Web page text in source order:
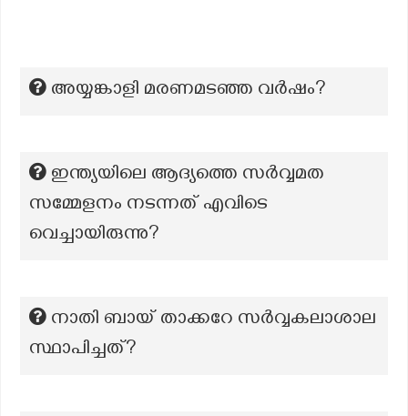
അയ്യങ്കാളി മരണമടഞ്ഞ വർഷം?
ഇന്ത്യയിലെ ആദ്യത്തെ സർവ്വമത
സമ്മേളനം നടന്നത് എവിടെ
വെച്ചായിരുന്നു?
നാതി ബായ് താക്കറേ സർവ്വകലാശാല
സ്ഥാപിച്ചത്?